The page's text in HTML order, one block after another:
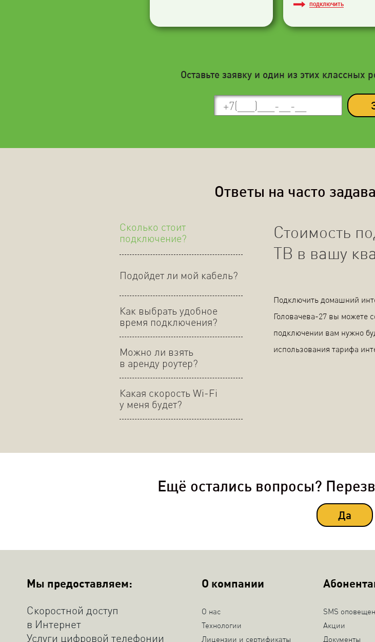
ПОДКЛЮЧИТЬ
Оставьте заявку и один из этих классных
Ответы на часто
Сколько стоит
подключение?
Подойдет ли мой кабель?
Как выбрать удобное
время подключения?
Можно ли взять
в аренду роутер?
Какая скорость Wi-Fi
у меня будет?
Стоимость
ТВ в вашу
Подключить домашний
Головачева-27 вы можете
подключении вам нужно
использования тарифа
Ещё остались вопросы?
Да
Мы предоставляем:
Скоростной доступ
в Интернет
Услуги цифровой телефонии
О компании
О нас
Технологии
Лицензии и сертификаты
SMS
Акции
Документы